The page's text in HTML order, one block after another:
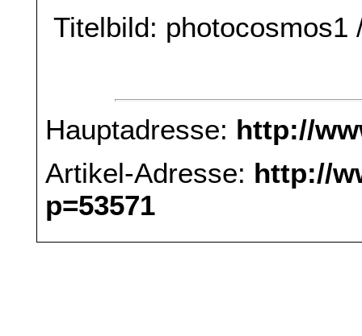
Titelbild: photocosmos1
Hauptadresse: http://
Artikel-Adresse: http://
p=53571